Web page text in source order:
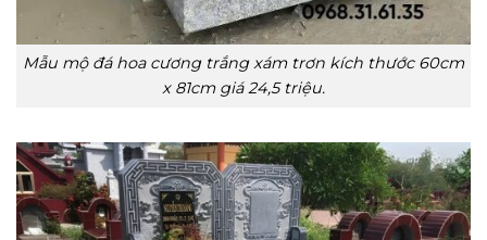
Mẫu mộ đá hoa cương trắng xám trơn kích thước 60cm
x 81cm giá 24,5 triệu.